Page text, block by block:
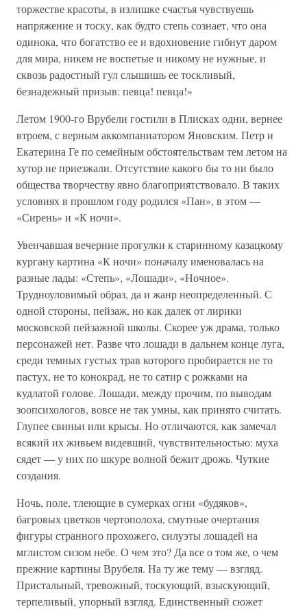
торжестве красоты, в излишке счастья чувствуешь
напряжение и тоску, как будто степь сознает, что она
одинока, что богатство ее и вдохновение гибнут даром
для мира, никем не воспетые и никому не нужные, и
сквозь радостный гул слышишь ее тоскливый,
безнадежный призыв: певца! певца!»
Летом 1900-го Врубели гостили в Плисках одни, вернее
втроем, с верным аккомпаниатором Яновским. Петр и
Екатерина Ге по семейным обстоятельствам тем летом на
хутор не приезжали. Отсутствие какого бы то ни было
общества творчеству явно благоприятствовало. В таких
условиях в прошлом году родился «Пан», в этом —
«Сирень» и «К ночи».
Увенчавшая вечерние прогулки к старинному казацкому
кургану картина «К ночи» поначалу именовалась на
разные лады: «Степь», «Лошади», «Ночное».
Трудноуловимый образ, да и жанр неопределенный. С
одной стороны, пейзаж, но как далек от лирики
московской пейзажной школы. Скорее уж драма, только
персонажей нет. Разве что лошади в дальнем конце луга,
среди темных густых трав которого пробирается не то
пастух, не то конокрад, не то сатир с рожками на
кудлатой голове. Лошади, между прочим, по выводам
зоопсихологов, вовсе не так умны, как принято считать.
Глупее свиньи или крысы. Но отличаются, как замечал
всякий их живьем видевший, чувствительностью: муха
сядет — у них по шкуре волной бежит дрожь. Чуткие
создания.
Ночь, поле, тлеющие в сумерках огни «будяков»,
багровых цветков чертополоха, смутные очертания
фигуры странного прохожего, силуэты лошадей на
мглистом сизом небе. О чем это? Да все о том же, о чем
прежние картины Врубеля. На ту же тему — взгляд.
Пристальный, тревожный, тоскующий, взыскующий,
терпеливый, упорный взгляд. Единственный сюжет